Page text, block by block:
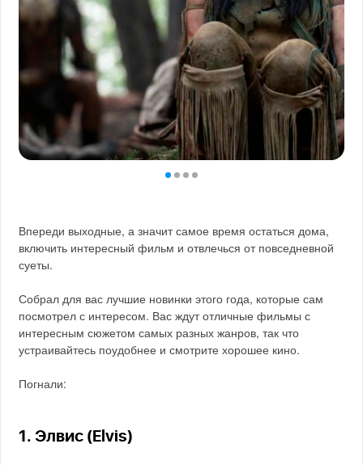
Впереди выходные, а значит самое время остаться дома,
включить интересный фильм и отвлечься от повседневной
суеты.
Собрал для вас лучшие новинки этого года, которые сам
посмотрел с интересом. Вас ждут отличные фильмы с
интересным сюжетом самых разных жанров, так что
устраивайтесь поудобнее и смотрите хорошее кино.
Погнали:
1. Элвис (Elvis)